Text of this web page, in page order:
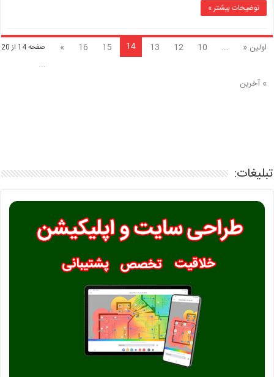
توضیحات بیشتر »
صفحه 14 از 20 اولین « ...
10
12
13
14
15
16
»
...
» آخرین
تبلیغات: